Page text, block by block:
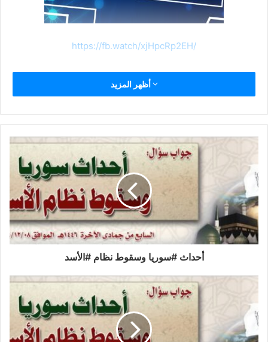
https://fb.watch/xjHpcRp2EH/
أظهر المزيد
أحداث #سوريا وسقوط نظام #الأسد